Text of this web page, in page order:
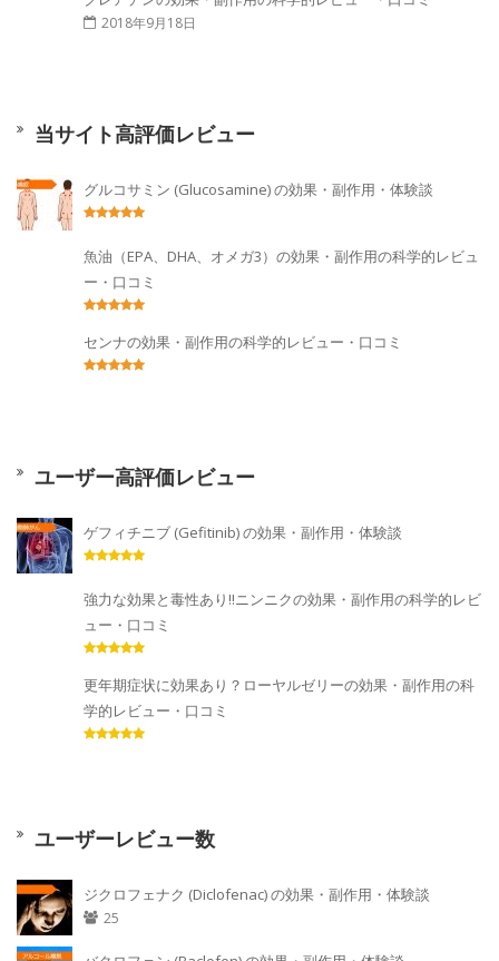
2018年9月18日
当サイト高評価レビュー
グルコサミン (Glucosamine) の効果・副作用・体験談
魚油（EPA、DHA、オメガ3）の効果・副作用の科学的レビュ
ー・口コミ
センナの効果・副作用の科学的レビュー・口コミ
ユーザー高評価レビュー
ゲフィチニブ (Gefitinib) の効果・副作用・体験談
強力な効果と毒性あり!!ニンニクの効果・副作用の科学的レビ
ュー・口コミ
更年期症状に効果あり？ローヤルゼリーの効果・副作用の科
学的レビュー・口コミ
ユーザーレビュー数
ジクロフェナク (Diclofenac) の効果・副作用・体験談
25